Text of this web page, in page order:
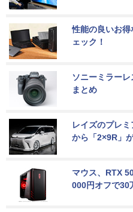
性能の良いお
ェック！
ソニーミラー
まとめ
レイズのプレ
から「2×9R」
マウス、RTX
000円オフで30